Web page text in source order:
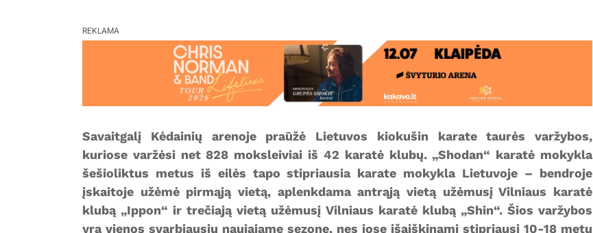
REKLAMA
Savaitgalį Kėdainių arenoje praūžė Lietuvos kiokušin karate taurės varžybos,
kuriose varžėsi net 828 moksleiviai iš 42 karatė klubų. „Shodan“ karatė mokykla
šešioliktus metus iš eilės tapo stipriausia karate mokykla Lietuvoje – bendroje
įskaitoje užėmė pirmąją vietą, aplenkdama antrąją vietą užėmusį Vilniaus karatė
klubą „Ippon“ ir trečiają vietą užėmusį Vilniaus karatė klubą „Shin“. Šios varžybos
yra vienos svarbiausių naujajame sezone, nes jose išaiškinami stipriausi 10-18 metų